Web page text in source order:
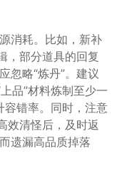
消耗。比如，新补
，部分道具的回复
忽略“炼丹”。建议
品”材料炼制至少一
容错率。同时，注意
效清怪后，及时返
遗漏高品质掉落